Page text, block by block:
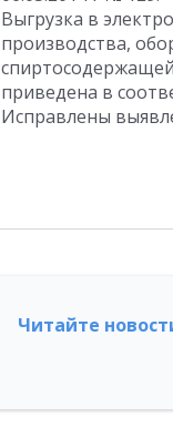
Выгрузка в
производства,
приведена в
Исправлены
Читайте